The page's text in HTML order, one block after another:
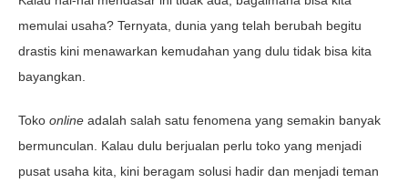
memulai usaha? Ternyata, dunia yang telah berubah begitu
drastis kini menawarkan kemudahan yang dulu tidak bisa kita
bayangkan.
Toko online adalah salah satu fenomena yang semakin banyak
bermunculan. Kalau dulu berjualan perlu toko yang menjadi
pusat usaha kita, kini beragam solusi hadir dan menjadi teman